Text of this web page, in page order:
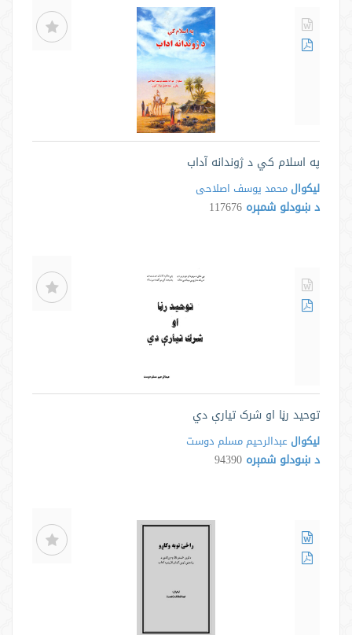
په اسلام کي د ژوندانه آداب
لیکوالمحمد یوسف اصلاحی
د ښودلو شمېره 117676
توحيد رڼا او شرک تيارې دي
لیکوال عبدالرحیم مسلم دوست
د ښودلو شمېره 94390